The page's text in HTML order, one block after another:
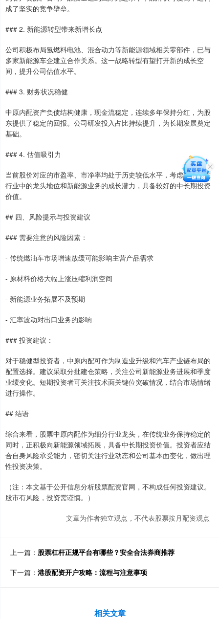
成了坚实的竞争壁垒。
### 2. 新能源转型带来新增长点
公司积极布局氢燃料电池、混合动力等新能源领域相关零部件，已与
多家新能源车企建立合作关系。这一战略转型有望打开新的成长空
间，提升公司估值水平。
### 3. 财务状况稳健
中原内配资产负债结构健康，现金流稳定，连续多年保持分红，为股
东提供了稳定的回报。公司研发投入占比持续提升，为长期发展奠定
基础。
### 4. 估值吸引力
当前股价对应的市盈率、市净率均处于历史较低水平，考虑到公司在
行业中的龙头地位和新能源业务的成长潜力，具备较好的中长期投资
价值。
## 四、风险提示与投资建议
### 需要注意的风险因素：
- 传统燃油车市场增速放缓可能影响主营产品需求
- 原材料价格大幅上涨压缩利润空间
- 新能源业务拓展不及预期
- 汇率波动对出口业务的影响
### 投资建议：
对于稳健型投资者，中原内配可作为制造业升级和汽车产业链布局的
配置选择。建议采取分批建仓策略，关注公司新能源业务进展和季度
业绩变化。短期投资者可关注技术面关键位突破情况，结合市场情绪
进行操作。
## 结语
综合来看，股票中原内配作为细分行业龙头，在传统业务保持稳定的
同时，正积极向新能源领域拓展，具备中长期投资价值。投资者应结
合自身风险承受能力，密切关注行业动态和公司基本面变化，做出理
性投资决策。
（注：本文基于公开信息分析股票配资官网，不构成任何投资建议。
股市有风险，投资需谨慎。）
文章为作者独立观点，不代表股票按月配资观点
上一篇： 股票杠杆正规平台有哪些？安全合法券商推荐
下一篇： 港股配资开户攻略：流程与注意事项
相关文章